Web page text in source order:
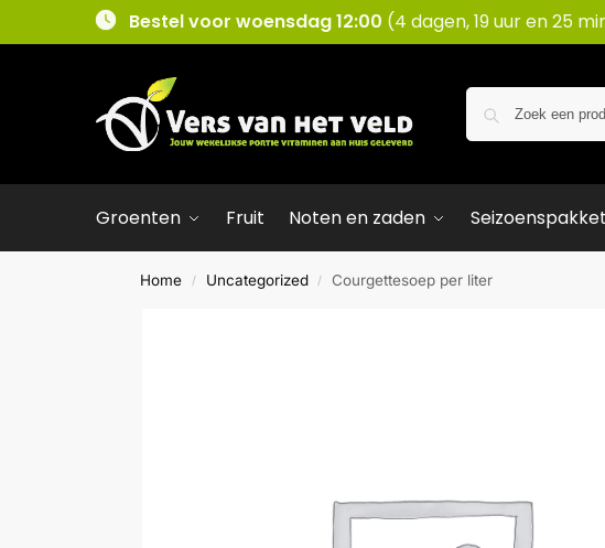
Bestel voor woensdag 12:00 (4 dagen, 19 uur en 25
Groenten Fruit Noten en zaden Seizoenspakket
Home / Uncategorized / Courgettesoep per liter